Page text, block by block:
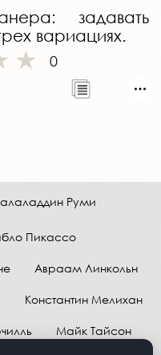
задавать
вариациях.
0
Руми
Пикассо
Авраам Линкольн
Константин Мелихан
Майк Тайсон